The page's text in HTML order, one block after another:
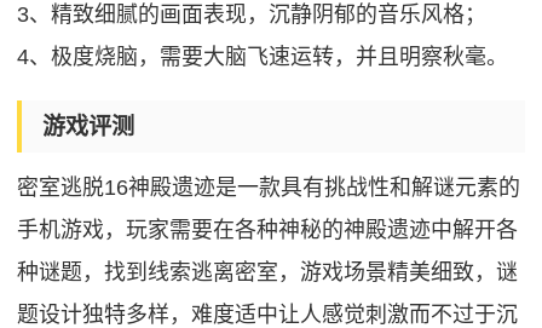
3、精致细腻的画面表现，沉静阴郁的音乐风格；
4、极度烧脑，需要大脑飞速运转，并且明察秋毫。
游戏评测
密室逃脱16神殿遗迹是一款具有挑战性和解谜元素的
手机游戏，玩家需要在各种神秘的神殿遗迹中解开各
种谜题，找到线索逃离密室，游戏场景精美细致，谜
题设计独特多样，难度适中让人感觉刺激而不过于沉